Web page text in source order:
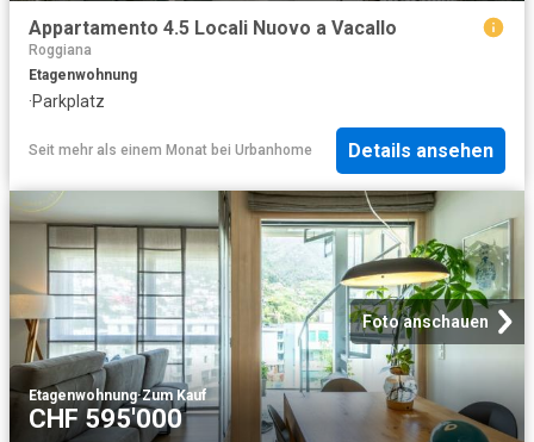
Appartamento 4.5 Locali Nuovo a Vacallo
Roggiana
Etagenwohnung
·Parkplatz
Seit mehr als einem Monat bei Urbanhome Details ansehen
Foto anschauen
Etagenwohnung·Zum Kauf
CHF 595'000